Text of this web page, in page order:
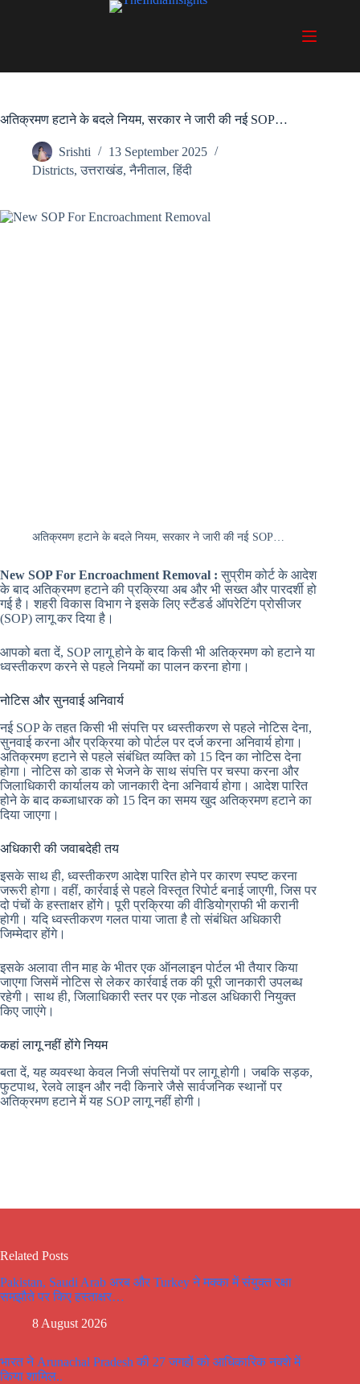
अतिक्रमण हटाने के बदले नियम, सरकार ने जारी की नई SOP…
Srishti
13 September 2025
Districts,उत्तराखंड,नैनीताल,हिंदी
अतिक्रमण हटाने के बदले नियम, सरकार ने जारी की नई SOP…
New SOP For Encroachment Removal : सुप्रीम कोर्ट के आदेश
के बाद अतिक्रमण हटाने की प्रक्रिया अब और भी सख्त और पारदर्शी हो
गई है। शहरी विकास विभाग ने इसके लिए स्टैंडर्ड ऑपरेटिंग प्रोसीजर
(SOP) लागू कर दिया है।
आपको बता दें, SOP लागू होने के बाद किसी भी अतिक्रमण को हटाने या
ध्वस्तीकरण करने से पहले नियमों का पालन करना होगा।
नोटिस और सुनवाई अनिवार्य
नई SOP के तहत किसी भी संपत्ति पर ध्वस्तीकरण से पहले नोटिस देना,
सुनवाई करना और प्रक्रिया को पोर्टल पर दर्ज करना अनिवार्य होगा।
अतिक्रमण हटाने से पहले संबंधित व्यक्ति को 15 दिन का नोटिस देना
होगा। नोटिस को डाक से भेजने के साथ संपत्ति पर चस्पा करना और
जिलाधिकारी कार्यालय को जानकारी देना अनिवार्य होगा। आदेश पारित
होने के बाद कब्जाधारक को 15 दिन का समय खुद अतिक्रमण हटाने का
दिया जाएगा।
अधिकारी की जवाबदेही तय
इसके साथ ही, ध्वस्तीकरण आदेश पारित होने पर कारण स्पष्ट करना
जरूरी होगा। वहीं, कार्रवाई से पहले विस्तृत रिपोर्ट बनाई जाएगी, जिस पर
दो पंचों के हस्ताक्षर होंगे। पूरी प्रक्रिया की वीडियोग्राफी भी करानी
होगी। यदि ध्वस्तीकरण गलत पाया जाता है तो संबंधित अधिकारी
जिम्मेदार होंगे।
इसके अलावा तीन माह के भीतर एक ऑनलाइन पोर्टल भी तैयार किया
जाएगा जिसमें नोटिस से लेकर कार्रवाई तक की पूरी जानकारी उपलब्ध
रहेगी। साथ ही, जिलाधिकारी स्तर पर एक नोडल अधिकारी नियुक्त
किए जाएंगे।
कहां लागू नहीं होंगे नियम
बता दें, यह व्यवस्था केवल निजी संपत्तियों पर लागू होगी। जबकि सड़क,
फुटपाथ, रेलवे लाइन और नदी किनारे जैसे सार्वजनिक स्थानों पर
अतिक्रमण हटाने में यह SOP लागू नहीं होगी।
Related Posts
Pakistan, Saudi Arab अरब और Turkey ने मक्का में संयुक्त रक्षा
समझौते पर किए हस्ताक्षर…
8 August 2026
भारत ने Arunachal Pradesh की 27 जगहों को आधिकारिक नक्शे में
किया शामिल..